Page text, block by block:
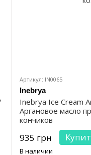
Артикул: IN0065
Inebrya
Inebrya Ice Cream
Аргановое масло
кончиков
935 грн
В наличии